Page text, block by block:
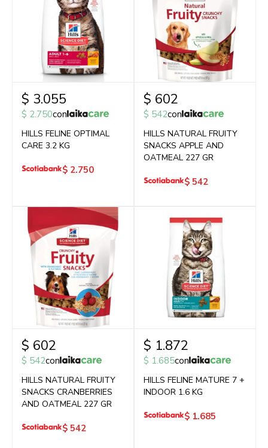
$ 3.055
$ 2.750con
HILLS FELINE OPTIMAL
CARE 3.2 KG
$ 2.750
$ 602
$ 542con
HILLS NATURAL FRUITY
SNACKS APPLE AND
OATMEAL 227 GR
$ 542
$ 602
$ 542con
HILLS NATURAL FRUITY
SNACKS CRANBERRIES
AND OATMEAL 227 GR
$ 542
$ 1.872
$ 1.685con
HILLS FELINE MATURE 7 +
INDOOR 1.6 KG
$ 1.685